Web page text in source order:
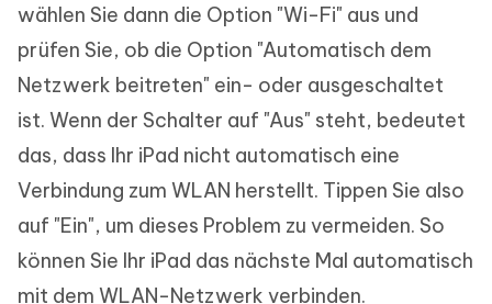
wählen Sie dann die Option "Wi-Fi" aus und
prüfen Sie, ob die Option "Automatisch dem
Netzwerk beitreten" ein- oder ausgeschaltet
ist. Wenn der Schalter auf "Aus" steht, bedeutet
das, dass Ihr iPad nicht automatisch eine
Verbindung zum WLAN herstellt. Tippen Sie also
auf "Ein", um dieses Problem zu vermeiden. So
können Sie Ihr iPad das nächste Mal automatisch
mit dem WLAN-Netzwerk verbinden.